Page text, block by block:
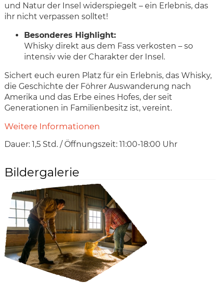
und Natur der Insel widerspiegelt – ein Erlebnis, das
ihr nicht verpassen solltet!
Besonderes Highlight:
Whisky direkt aus dem Fass verkosten – so
intensiv wie der Charakter der Insel.
Sichert euch euren Platz für ein Erlebnis, das Whisky,
die Geschichte der Föhrer Auswanderung nach
Amerika und das Erbe eines Hofes, der seit
Generationen in Familienbesitz ist, vereint.
Weitere Informationen
Dauer: 1,5 Std. / Öffnungszeit: 11:00-18:00 Uhr
Bildergalerie